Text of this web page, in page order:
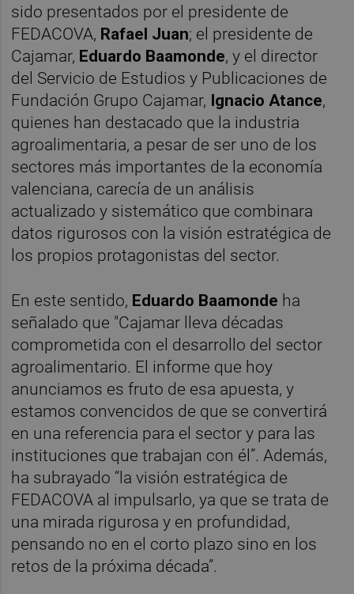
sido presentados por el presidente de
FEDACOVA, Rafael Juan; el presidente de
Cajamar, Eduardo Baamonde, y el director
del Servicio de Estudios y Publicaciones de
Fundación Grupo Cajamar, Ignacio Atance,
quienes han destacado que la industria
agroalimentaria, a pesar de ser uno de los
sectores más importantes de la economía
valenciana, carecía de un análisis
actualizado y sistemático que combinara
datos rigurosos con la visión estratégica de
los propios protagonistas del sector.
En este sentido, Eduardo Baamonde ha
señalado que "Cajamar lleva décadas
comprometida con el desarrollo del sector
agroalimentario. El informe que hoy
anunciamos es fruto de esa apuesta, y
estamos convencidos de que se convertirá
en una referencia para el sector y para las
instituciones que trabajan con él”. Además,
ha subrayado “la visión estratégica de
FEDACOVA al impulsarlo, ya que se trata de
una mirada rigurosa y en profundidad,
pensando no en el corto plazo sino en los
retos de la próxima década”.